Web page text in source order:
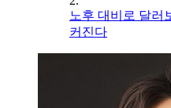
노후 대비로 달러
커진다